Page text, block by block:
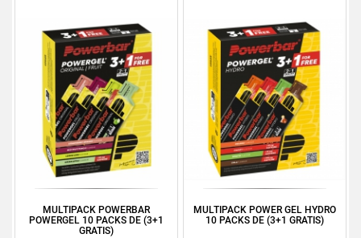
MULTIPACK POWERBAR
POWERGEL 10 PACKS DE (3+1
GRATIS)
MULTIPACK POWER GEL HYDRO
10 PACKS DE (3+1 GRATIS)